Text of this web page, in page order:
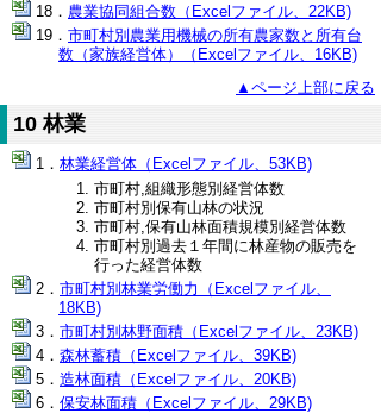
農業協同組合数（Excelファイル、22KB)
市町村別農業用機械の所有農家数と所有台
数（家族経営体）（Excelファイル、16KB)
▲ページ上部に戻る
10 林業
林業経営体（Excelファイル、53KB)
市町村,組織形態別経営体数
市町村別保有山林の状況
市町村,保有山林面積規模別経営体数
市町村別過去１年間に林産物の販売を
行った経営体数
市町村別林業労働力（Excelファイル、
18KB)
市町村別林野面積（Excelファイル、23KB)
森林蓄積（Excelファイル、39KB)
造林面積（Excelファイル、20KB)
保安林面積（Excelファイル、29KB)